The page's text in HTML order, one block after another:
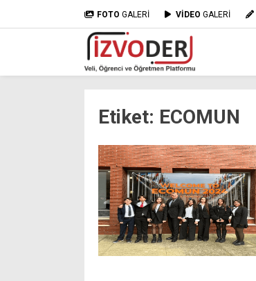
FOTO GALERİ VİDEO GALERİ
Etiket: ECOMUN